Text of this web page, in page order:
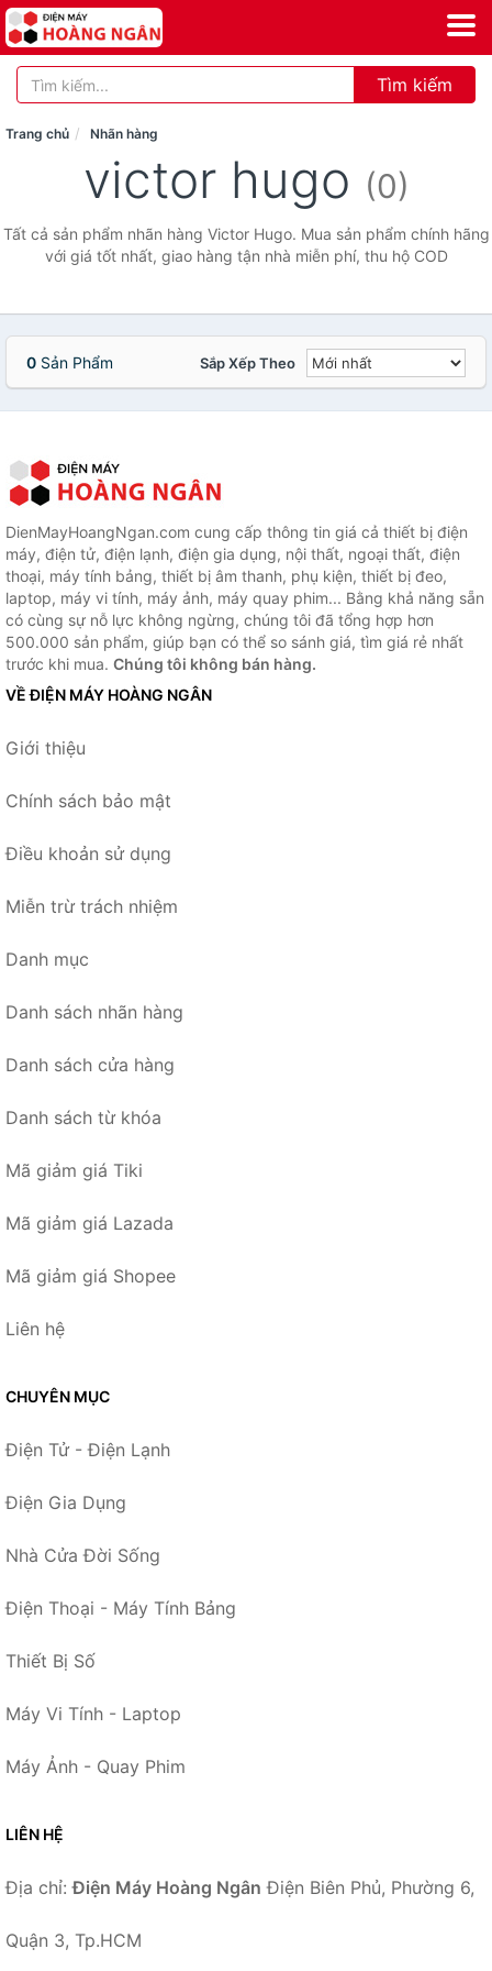
Tìm kiếm
Trang chủ Nhãn hàng
victor hugo (0)
Tất cả sản phẩm nhãn hàng Victor Hugo. Mua sản phẩm chính hãng
với giá tốt nhất, giao hàng tận nhà miễn phí, thu hộ COD
0 Sản Phẩm Sắp Xếp Theo
DienMayHoangNgan.com cung cấp thông tin giá cả thiết bị điện
máy, điện tử, điện lạnh, điện gia dụng, nội thất, ngoại thất, điện
thoại, máy tính bảng, thiết bị âm thanh, phụ kiện, thiết bị đeo,
laptop, máy vi tính, máy ảnh, máy quay phim... Bằng khả năng sẵn
có cùng sự nỗ lực không ngừng, chúng tôi đã tổng hợp hơn
500.000 sản phẩm, giúp bạn có thể so sánh giá, tìm giá rẻ nhất
trước khi mua. Chúng tôi không bán hàng.
VỀ ĐIỆN MÁY HOÀNG NGÂN
Giới thiệu
Chính sách bảo mật
Điều khoản sử dụng
Miễn trừ trách nhiệm
Danh mục
Danh sách nhãn hàng
Danh sách cửa hàng
Danh sách từ khóa
Mã giảm giá Tiki
Mã giảm giá Lazada
Mã giảm giá Shopee
Liên hệ
CHUYÊN MỤC
Điện Tử - Điện Lạnh
Điện Gia Dụng
Nhà Cửa Đời Sống
Điện Thoại - Máy Tính Bảng
Thiết Bị Số
Máy Vi Tính - Laptop
Máy Ảnh - Quay Phim
LIÊN HỆ
Địa chỉ:Điện Máy Hoàng Ngân Điện Biên Phủ, Phường 6,
Quận 3, Tp.HCM